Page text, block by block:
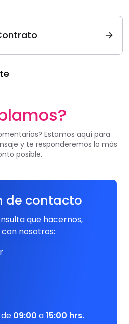
Estamos aquí para
y te responderemos lo más
posible.
de contacto
que hacernos,
nosotros:
09:00 a15:00 hrs.